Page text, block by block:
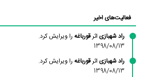
فعالیت‌های اخیر
راد شهبازی اثرقورباغه را ویرایش کرد.
1398/08/13
راد شهبازی اثرقورباغه را ویرایش کرد.
1398/08/13